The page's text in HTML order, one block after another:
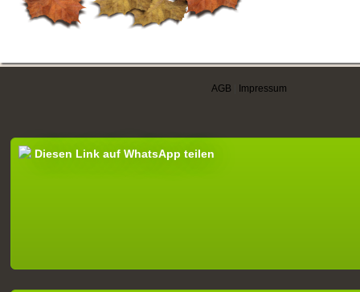
AGB Impressum
Diesen Link auf WhatsApp teilen